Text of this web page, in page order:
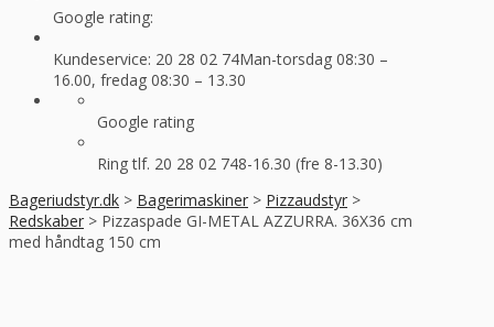
Google rating:
Kundeservice: 20 28 02 74Man-torsdag 08:30 –
16.00, fredag 08:30 – 13.30
Google rating
Ring tlf. 20 28 02 748-16.30 (fre 8-13.30)
Bageriudstyr.dk > Bagerimaskiner > Pizzaudstyr >
Redskaber > Pizzaspade GI-METAL AZZURRA. 36X36 cm
med håndtag 150 cm